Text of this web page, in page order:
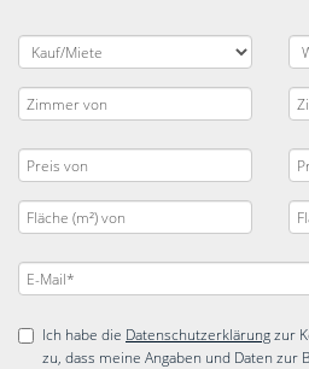
Ich habe die Datenschutzerklärungzur
zu, dass meine Angaben und Daten zur